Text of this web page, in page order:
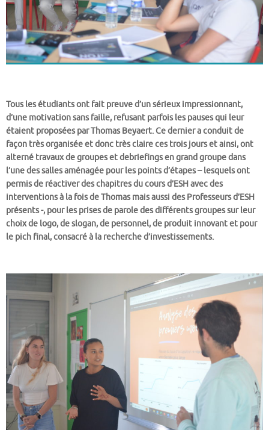
Tous les étudiants ont fait preuve d’un sérieux impressionnant,
d’une motivation sans faille, refusant parfois les pauses qui leur
étaient proposées par Thomas Beyaert. Ce dernier a conduit de
façon très organisée et donc très claire ces trois jours et ainsi, ont
alterné travaux de groupes et debriefings en grand groupe dans
l’une des salles aménagée pour les points d’étapes – lesquels ont
permis de réactiver des chapitres du cours d’ESH avec des
interventions à la fois de Thomas mais aussi des Professeurs d’ESH
présents -, pour les prises de parole des différents groupes sur leur
choix de logo, de slogan, de personnel, de produit innovant et pour
le pich final, consacré à la recherche d’investissements.